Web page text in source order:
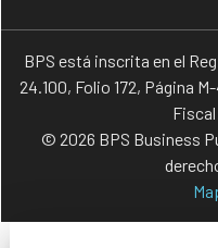
BPS está inscrita en el
24.100, Folio 172, Página
© 2026 BPS Business